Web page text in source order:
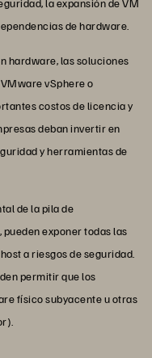
la expansión de VM
de hardware.
hardware, las soluciones
vSphere o
costos de licencia y
deban invertir en
y herramientas de
de la pila de
exponer todas las
a riesgos de seguridad.
permitir que los
físico subyacente u otras